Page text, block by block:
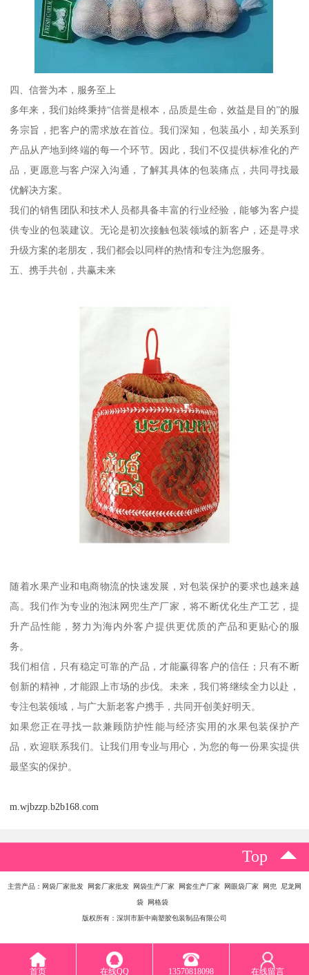
四、信誉为本，服务至上
多年来，我们始终秉持“信誉是根本，品质是生命，效益是目的”的服
务宗旨，把客户的需求放在首位。我们深知，包装虽小，却关系到
产品从产地到终端的每一个环节。因此，我们不仅提供标准化的产
品，更愿意与客户深入沟通，了解其具体的包装痛点，共同寻找最
优解决方案。
我们的销售团队和技术人员都具备丰富的行业经验，能够为客户提
供专业的包装建议。无论是初次接触包装领域的新客户，还是寻求
升级方案的老朋友，我们都会以同样的热情和专注为您服务。
五、携手共创，共赢未来
随着水果产业和电商物流的快速发展，对包装保护的要求也越来越
高。我们作为专业的泡沫网兜生产厂家，将不断优化生产工艺，提
升产品性能，努力为海内外客户提供更优质的产品和更贴心的服
务。
我们相信，只有稳定可靠的产品，才能赢得客户的信任；只有不断
创新的精神，才能跟上市场的步伐。未来，我们将继续全力以赴，
专注包装领域，与广大新老客户携手，共同开创美好明天。
如果您正在寻找一款兼顾防护性能与经济实用的水果包装保护产
品，欢迎联系我们。让我们用专业与用心，为您的每一份果实提供
最坚实的保护。
m.wjbzzp.b2b168.com
Top
主营产品：网袋厂家批发 网套厂家批发 网袋生产厂家 网套生产厂家 网眼袋厂家 网兜 尼龙网
袋 网格袋
版权所有：深圳市新中南塑胶包装制品有限公司
首页 在线QQ 13570818098 在线留言